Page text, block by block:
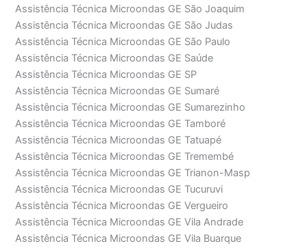
Assistência Técnica Microondas GE São Joaquim
Assistência Técnica Microondas GE São Judas
Assistência Técnica Microondas GE São Paulo
Assistência Técnica Microondas GE Saúde
Assistência Técnica Microondas GE SP
Assistência Técnica Microondas GE Sumaré
Assistência Técnica Microondas GE Sumarezinho
Assistência Técnica Microondas GE Tamboré
Assistência Técnica Microondas GE Tatuapé
Assistência Técnica Microondas GE Tremembé
Assistência Técnica Microondas GE Trianon-Masp
Assistência Técnica Microondas GE Tucuruvi
Assistência Técnica Microondas GE Vergueiro
Assistência Técnica Microondas GE Vila Andrade
Assistência Técnica Microondas GE Vila Buarque